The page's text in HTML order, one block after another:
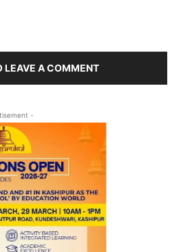
LEAVE A COMMENT
-